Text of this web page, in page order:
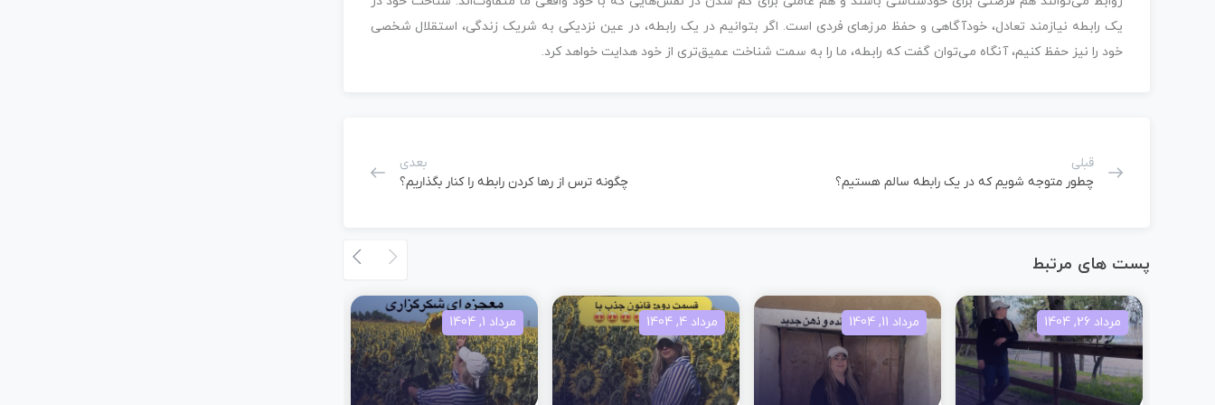
یک رابطه نیازمند تعادل، خودآگاهی و حفظ مرزهای فردی است. اگر بتوانیم در یک رابطه، در عین نزدیکی به شریک زندگی، استقلال شخصی
خود را نیز حفظ کنیم، آنگاه می‌توان گفت که رابطه، ما را به سمت شناخت عمیق‌تری از خود هدایت خواهد کرد.
قبلی
چطور متوجه شویم که در یک رابطه سالم هستیم؟
بعدی
چگونه ترس از رها کردن رابطه را کنار بگذاریم؟
پست های مرتبط
مرداد 26, 1404 مرداد 11, 1404 مرداد 4, 1404 مرداد 1, 1404